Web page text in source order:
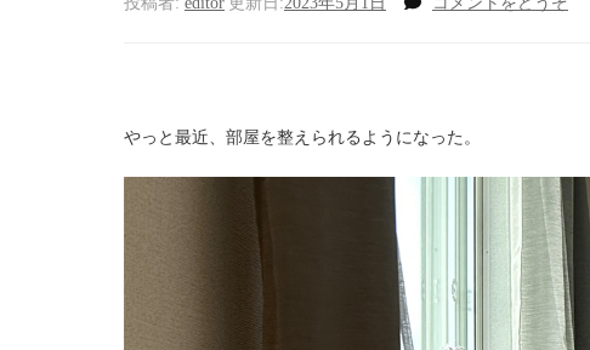
やっと最近、部屋を整えられるようになった。